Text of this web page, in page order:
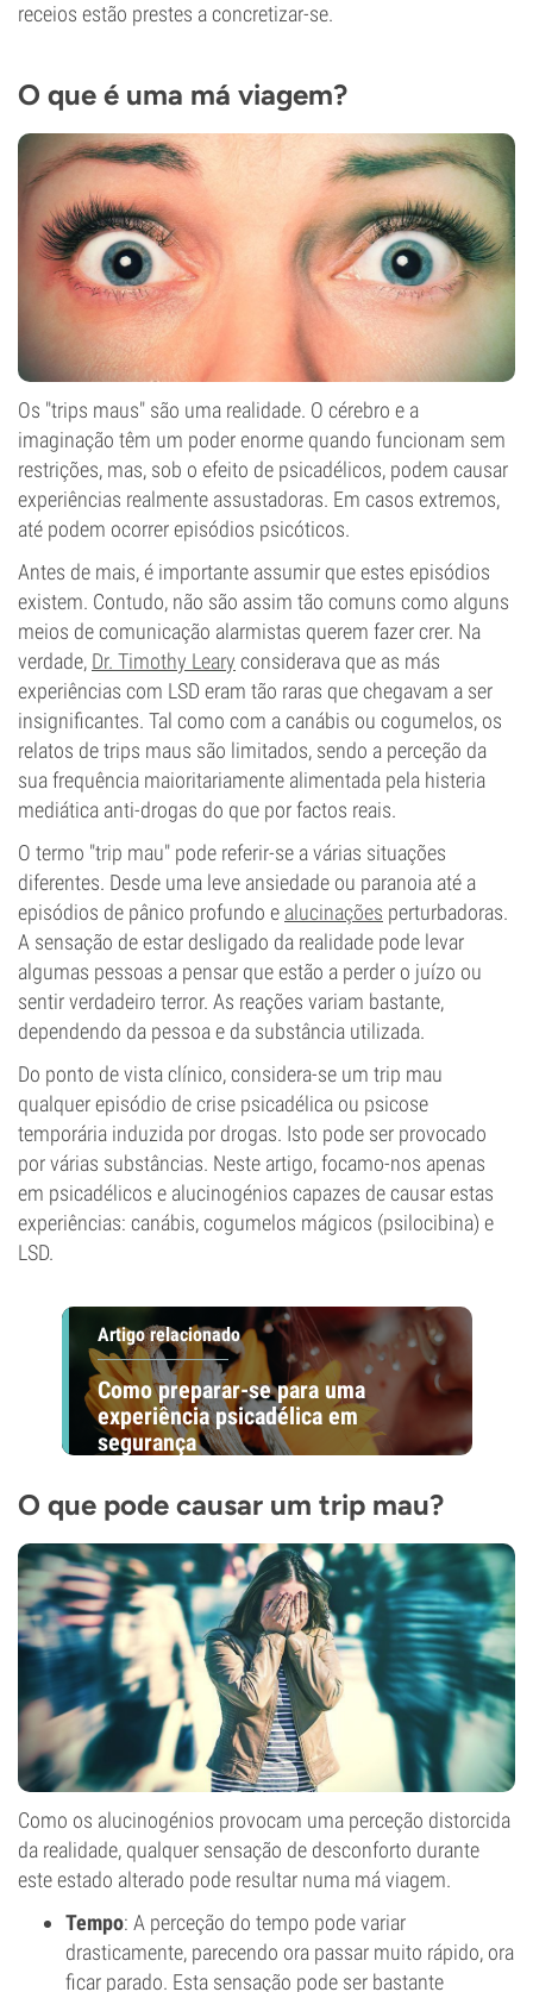
receios estão prestes a concretizar-se.
O que é uma má viagem?
Os "trips maus" são uma realidade. O cérebro e a
imaginação têm um poder enorme quando funcionam sem
restrições, mas, sob o efeito de psicadélicos, podem causar
experiências realmente assustadoras. Em casos extremos,
até podem ocorrer episódios psicóticos.
Antes de mais, é importante assumir que estes episódios
existem. Contudo, não são assim tão comuns como alguns
meios de comunicação alarmistas querem fazer crer. Na
verdade, Dr. Timothy Leary considerava que as más
experiências com LSD eram tão raras que chegavam a ser
insignificantes. Tal como com a canábis ou cogumelos, os
relatos de trips maus são limitados, sendo a perceção da
sua frequência maioritariamente alimentada pela histeria
mediática anti-drogas do que por factos reais.
O termo "trip mau" pode referir-se a várias situações
diferentes. Desde uma leve ansiedade ou paranoia até a
episódios de pânico profundo e alucinações perturbadoras.
A sensação de estar desligado da realidade pode levar
algumas pessoas a pensar que estão a perder o juízo ou
sentir verdadeiro terror. As reações variam bastante,
dependendo da pessoa e da substância utilizada.
Do ponto de vista clínico, considera-se um trip mau
qualquer episódio de crise psicadélica ou psicose
temporária induzida por drogas. Isto pode ser provocado
por várias substâncias. Neste artigo, focamo-nos apenas
em psicadélicos e alucinogénios capazes de causar estas
experiências: canábis, cogumelos mágicos (psilocibina) e
LSD.
Artigo relacionado
Como preparar-se para uma
experiência psicadélica em
segurança
O que pode causar um trip mau?
Como os alucinogénios provocam uma perceção distorcida
da realidade, qualquer sensação de desconforto durante
este estado alterado pode resultar numa má viagem.
Tempo: A perceção do tempo pode variar
drasticamente, parecendo ora passar muito rápido, ora
ficar parado. Esta sensação pode ser bastante